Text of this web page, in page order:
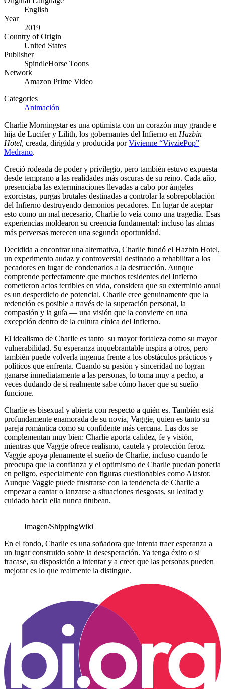
English
Year
2019
Country of Origin
United States
Publisher
SpindleHorse Toons
Network
Amazon Prime Video
Categories
Animación
Charlie Morningstar es una optimista con un corazón muy grande e
hija de Lucifer y Lilith, los gobernantes del Infierno en Hazbin
Hotel, creada, dirigida y producida porVivienne “VivziePop”
Medrano.
Creció rodeada de poder y privilegio, pero también estuvo expuesta
desde temprano a las realidades más oscuras de su reino. Cada año,
presenciaba las exterminaciones llevadas a cabo por ángeles
exorcistas, purgas brutales destinadas a controlar la sobrepoblación
del Infierno destruyendo demonios pecadores. En lugar de aceptar
esto como un mal necesario, Charlie lo veía como una tragedia. Esas
experiencias moldearon su creencia fundamental: incluso las almas
más perversas merecen una segunda oportunidad.
Decidida a encontrar una alternativa, Charlie fundó el Hazbin Hotel,
un experimento audaz y controversial destinado a rehabilitar a los
pecadores en lugar de condenarlos a la destrucción. Aunque
comprende perfectamente que muchos residentes del Infierno
cometieron actos terribles en vida, considera que su exterminio anual
es un desperdicio de potencial. Charlie cree genuinamente que la
redención es posible a través de la superación personal, la
compasión y la guía — una visión que la convierte en una
excepción dentro de la cultura cínica del Infierno.
El idealismo de Charlie es tanto su mayor fortaleza como su mayor
vulnerabilidad. Su esperanza inquebrantable inspira a otros, pero
también puede volverla ingenua frente a los obstáculos prácticos y
políticos que enfrenta. Cuando su pasión y sinceridad no logran
ganarse inmediatamente a las personas, lo toma muy a pecho, a
veces dudando de si realmente sabe cómo hacer que su sueño
funcione.
Charlie es bisexual y abierta con respecto a quién es. También está
profundamente enamorada de su novia, Vaggie, quien es tanto su
pareja romántica como su confidente más cercana. Las dos se
complementan muy bien: Charlie aporta calidez, fe y visión,
mientras que Vaggie ofrece realismo, cautela y protección feroz.
Vaggie apoya plenamente el sueño de Charlie, incluso cuando le
preocupa que la confianza y el optimismo de Charlie puedan ponerla
en peligro, especialmente con figuras cuestionables como Alastor.
Aunque Vaggie puede frustrarse con la tendencia de Charlie a
empezar a cantar o lanzarse a situaciones riesgosas, su lealtad y
cuidado hacia ella nunca titubean.
Imagen/ShippingWiki
En el fondo, Charlie es una soñadora que intenta traer esperanza a
un lugar construido sobre la desesperación. Ya tenga éxito o si
fracase, su disposición a intentar y a creer que las personas pueden
mejorar es lo que realmente la distingue.